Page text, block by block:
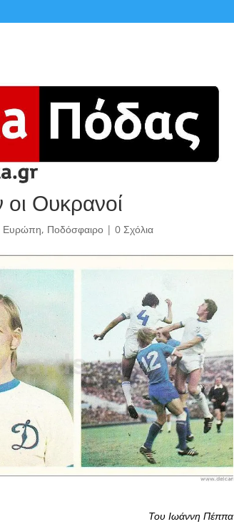
Ουκρανοί
Ευρώπη, Ποδόσφαιρο| 0 Σχόλια
Του Ιωάννη Πέππα